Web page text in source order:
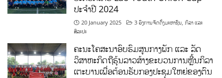
20 January 2025
ກິລາ ແລະ
ສິລະປະ
ຄະນະໂຄສະນາອົບຮົມສູນກາງພັກ ແລະ ລັດ
ວິສາຫະກິດຖືຮຸ້ນລາວສ້າງຂະບວນການຫຼີ້ນກິລາ
ເຕະບານເພື່ອຕ້ອນຮັບກອງປະຊຸມໃຫຍ່ຂອງຕົນ
17 June 2024 ກິລາ ແລະ ສິລະປະ